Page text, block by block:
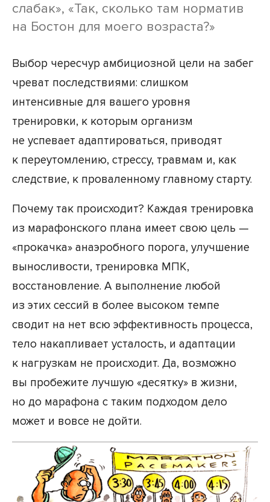
слабак», «Так, сколько там норматив
на Бостон для моего возраста?»
Выбор чересчур амбициозной цели на забег
чреват последствиями: слишком
интенсивные для вашего уровня
тренировки, к которым организм
не успевает адаптироваться, приводят
к переутомлению, стрессу, травмам и, как
следствие, к проваленному главному старту.
Почему так происходит? Каждая тренировка
из марафонского плана имеет свою цель —
«прокачка» анаэробного порога, улучшение
выносливости, тренировка МПК,
восстановление. А выполнение любой
из этих сессий в более высоком темпе
сводит на нет всю эффективность процесса,
тело накапливает усталость, и адаптации
к нагрузкам не происходит. Да, возможно
вы пробежите лучшую «десятку» в жизни,
но до марафона с таким подходом дело
может и вовсе не дойти.